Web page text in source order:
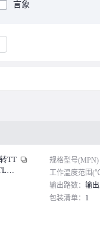
言象
TT
转
规格型号(MPN)
工作温度范围
输出路数： 输
包装清单： 1